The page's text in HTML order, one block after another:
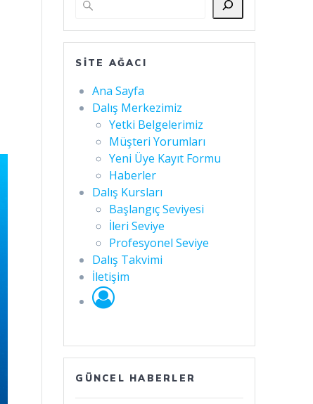
SITE AĞACI
Ana Sayfa
Dalış Merkezimiz
Yetki Belgelerimiz
Müşteri Yorumları
Yeni Üye Kayıt Formu
Haberler
Dalış Kursları
Başlangıç Seviyesi
İleri Seviye
Profesyonel Seviye
Dalış Takvimi
İletişim
GÜNCEL HABERLER